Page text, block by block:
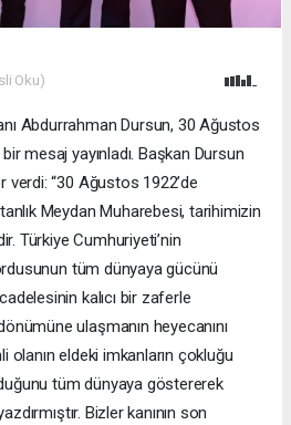
Oku)
Abdurrahman Dursun, 30 Ağustos
mesaj yayınladı. Başkan Dursun
verdi: “30 Ağustos 1922’de
Meydan Muharebesi, tarihimizin
Türkiye Cumhuriyeti’nin
tüm dünyaya gücünü
kalıcı bir zaferle
ulaşmanın heyecanını
olanın eldeki imkanların çokluğu
tüm dünyaya göstererek
Bizler kanının son